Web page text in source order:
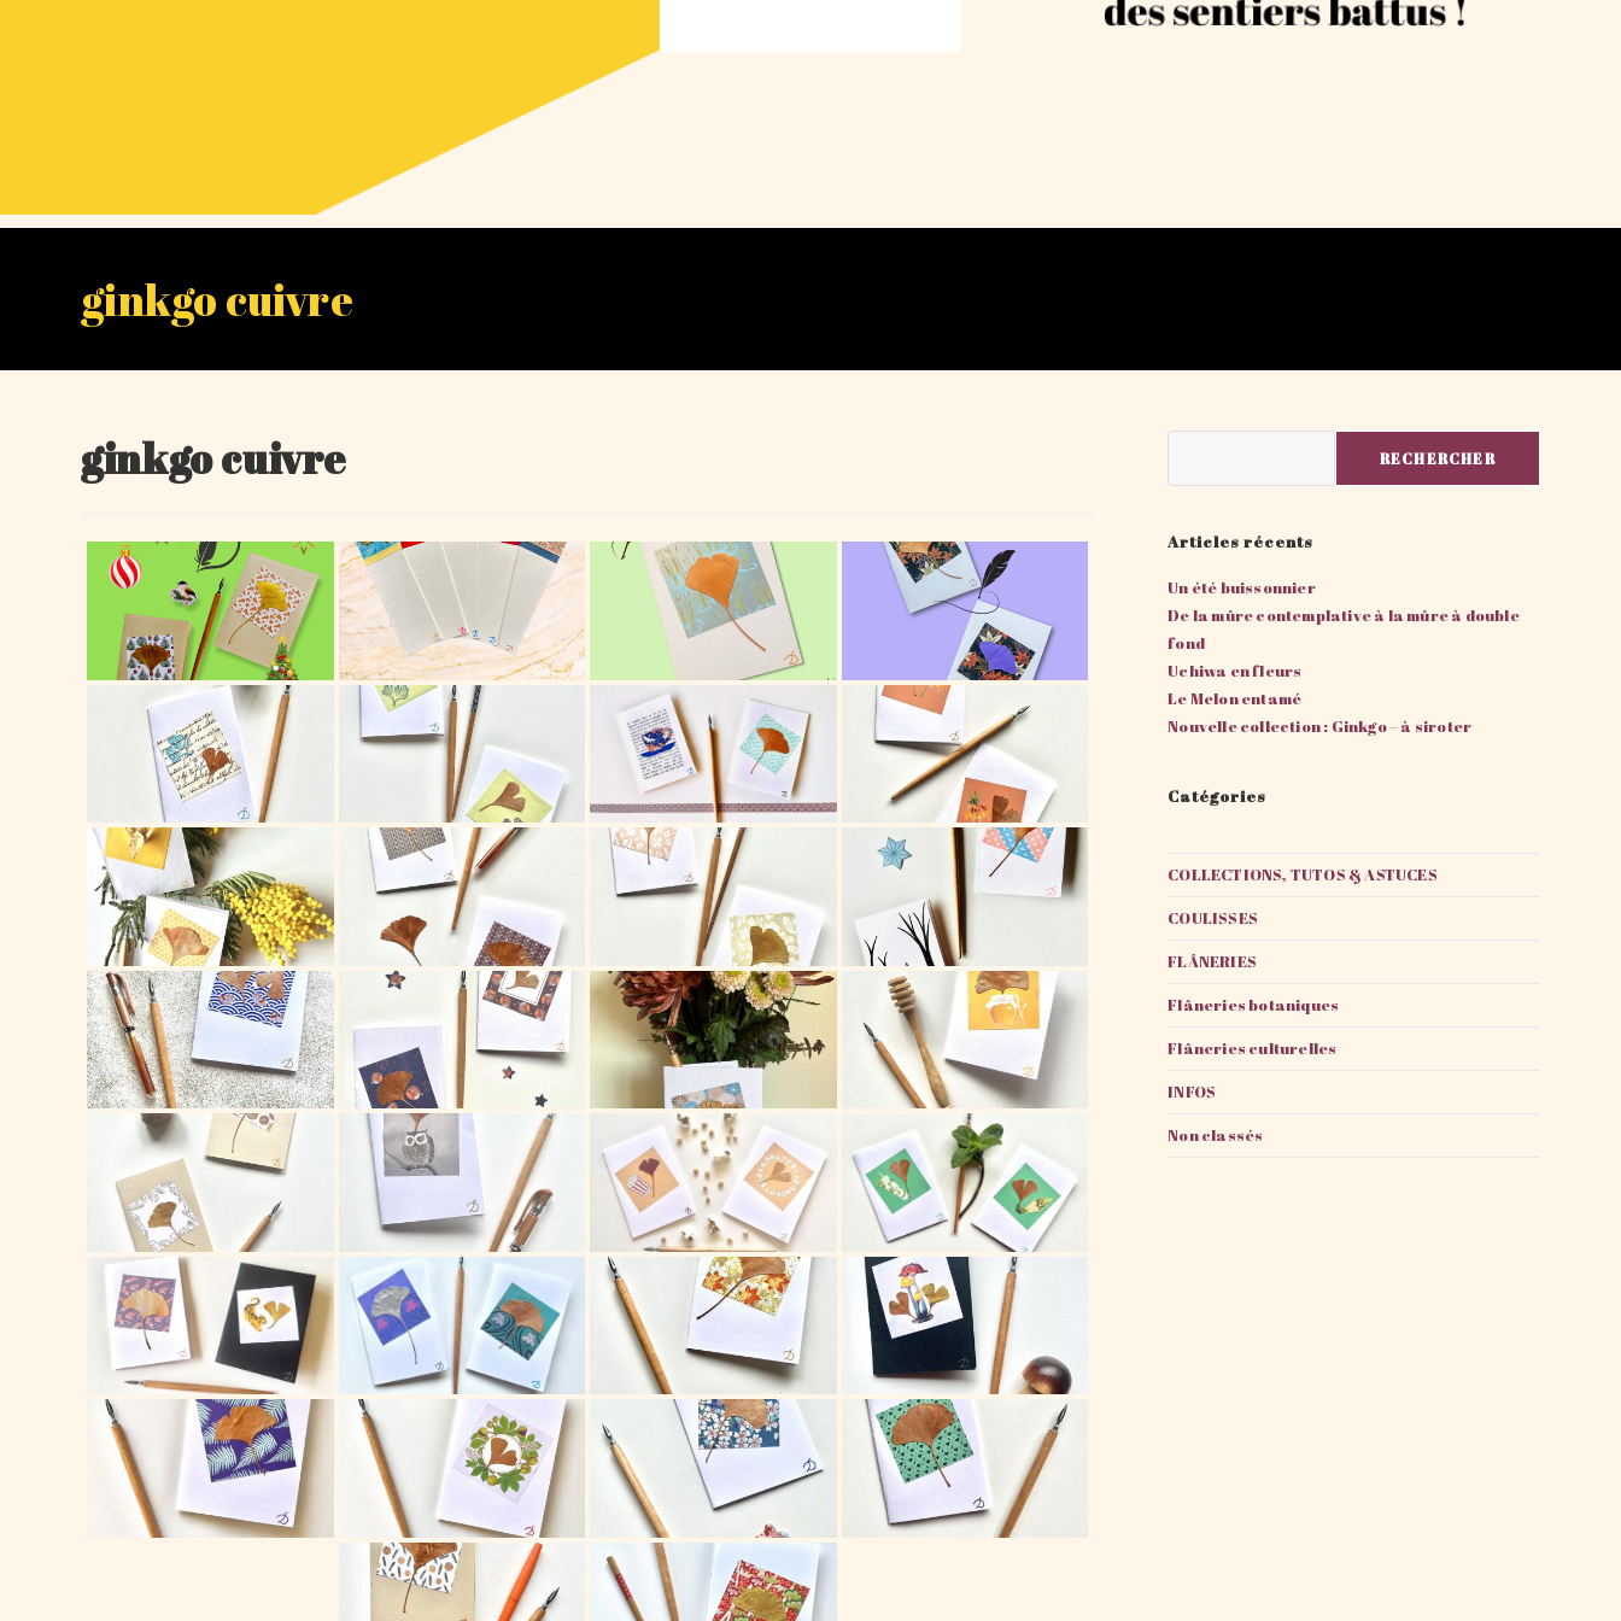
ginkgo cuivre
ginkgo cuivre RECHERCHER
Articles récents
Un été buissonnier
De la mûre contemplative à la mûre à double
fond
Uchiwa en fleurs
Le Melon entamé
Nouvelle collection : Ginkgo – à siroter
Catégories
COLLECTIONS, TUTOS & ASTUCES
COULISSES
FLÂNERIES
Flâneries botaniques
Flâneries culturelles
INFOS
Non classés